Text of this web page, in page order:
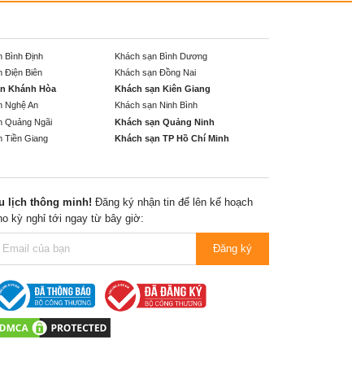
Bình Định
Khách sạn Bình Dương
Điện Biên
Khách sạn Đồng Nai
Khánh Hòa
Khách sạn Kiên Giang
Nghệ An
Khách sạn Ninh Bình
Quảng Ngãi
Khách sạn Quảng Ninh
Tiền Giang
Khách sạn TP Hồ Chí Minh
lịch thông minh! Đăng ký nhận tin để lên kế hoạch
kỳ nghỉ tới ngay từ bây giờ:
Đăng ký